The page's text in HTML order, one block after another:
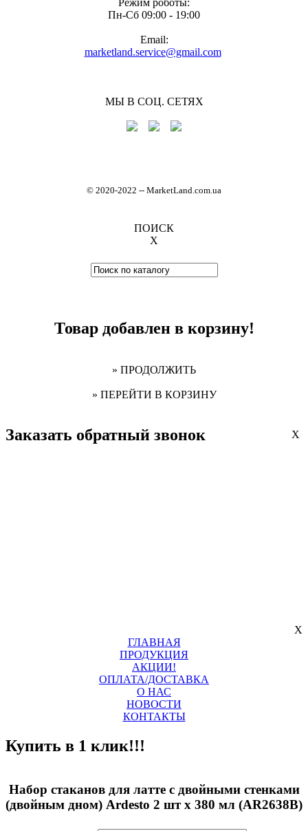
Режим роботы:
Пн-Cб 09:00 - 19:00
Email:
marketland.service@gmail.com
МЫ В СОЦ. СЕТЯХ
© 2020-2022 -- MarketLand.com.ua
ПОИСК
X
Товар добавлен в корзину!
» ПРОДОЛЖИТЬ
» ПЕРЕЙТИ В КОРЗИНУ
Заказать обратный звонок X
X
ГЛАВНАЯ
ПРОДУКЦИЯ
АКЦИИ!
ОПЛАТА/ДОСТАВКА
О НАС
НОВОСТИ
КОНТАКТЫ
Купить в 1 клик!!!
Набор стаканов для латте с двойными стенками
(двойным дном) Ardesto 2 шт х 380 мл (AR2638B)